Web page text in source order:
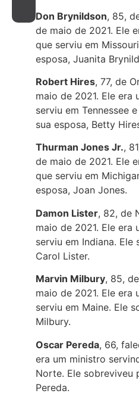
Don Brynildson, 85,
de maio de 2021. Ele
que serviu em
esposa, Juanita
Robert Hires, 77, de
maio de 2021. Ele era
serviu em Tennessee
sua esposa, Betty
Thurman Jones Jr.,
de maio de 2021. Ele
que serviu em
esposa, Joan Jones.
Damon Lister, 82, de
maio de 2021. Ele era
serviu em Indiana. Ele
Carol Lister.
Marvin Milbury, 85,
maio de 2021. Ele era
serviu em Maine. Ele
Milbury.
Oscar Pereda, 66,
era um ministro
Norte. Ele sobreviveu
Pereda.